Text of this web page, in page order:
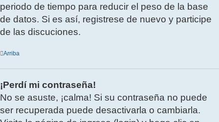
periodo de tiempo para reducir el peso de la base
de datos. Si es así, registrese de nuevo y participe
de las discuciones.
Arriba
¡Perdí mi contraseña!
No se asuste, ¡calma! Si su contraseña no puede
ser recuperada puede desactivarla o cambiarla.